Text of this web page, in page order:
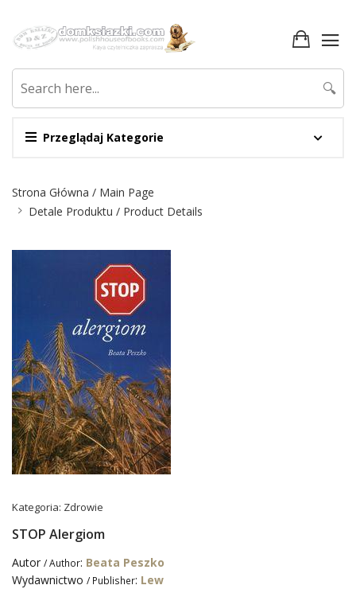
Przeglądaj Kategorie
🔍
Strona Główna / Main Page
Detale Produktu / Product Details
Kategoria: Zdrowie
STOP Alergiom
Autor / Author: Beata Peszko
Wydawnictwo / Publisher: Lew